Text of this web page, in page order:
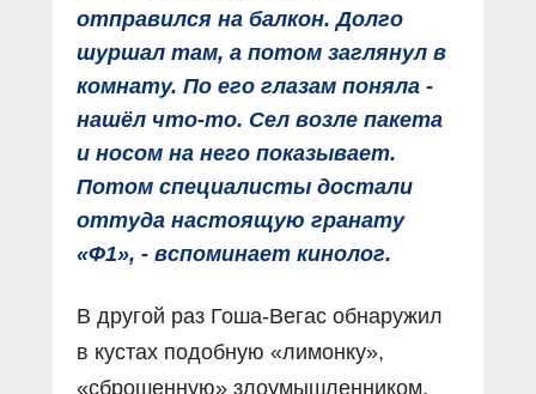
отправился на балкон. Долго
шуршал там, а потом заглянул в
комнату. По его глазам поняла -
нашёл что-то. Сел возле пакета
и носом на него показывает.
Потом специалисты достали
оттуда настоящую гранату
«Ф1», - вспоминает кинолог.
В другой раз Гоша-Вегас обнаружил
в кустах подобную «лимонку»,
«сброшенную» злоумышленником,